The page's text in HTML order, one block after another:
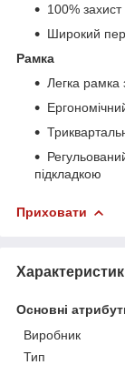
100%
Широкий
Рамка
Легка рамка
підкладкою
Приховати
Основні
Виробник
Тип